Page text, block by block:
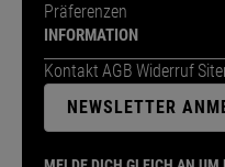
Präferenzen
INFORMATION
Kontakt AGB Widerruf
NEWSLETTER